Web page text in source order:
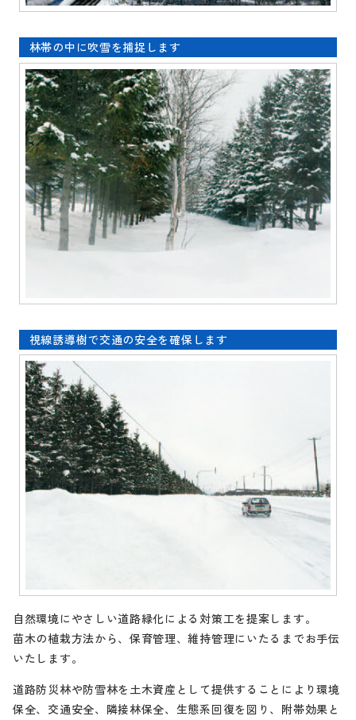
林帯の中に吹雪を捕捉します
視線誘導樹で交通の安全を確保します
自然環境にやさしい道路緑化による対策工を提案します。
苗木の植栽方法から、保育管理、維持管理にいたるまでお手伝
いたします。
道路防災林や防雪林を土木資産として提供することにより環境
保全、交通安全、隣接林保全、生態系回復を図り、附帯効果と